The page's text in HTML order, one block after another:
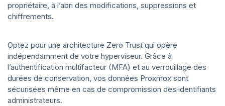
propriétaire, à l’abri des modifications, suppressions et
chiffrements.
Optez pour une architecture Zero Trust qui opère
indépendamment de votre hyperviseur. Grâce à
l’authentification multifacteur (MFA) et au verrouillage des
durées de conservation, vos données Proxmox sont
sécurisées même en cas de compromission des identifiants
administrateurs.